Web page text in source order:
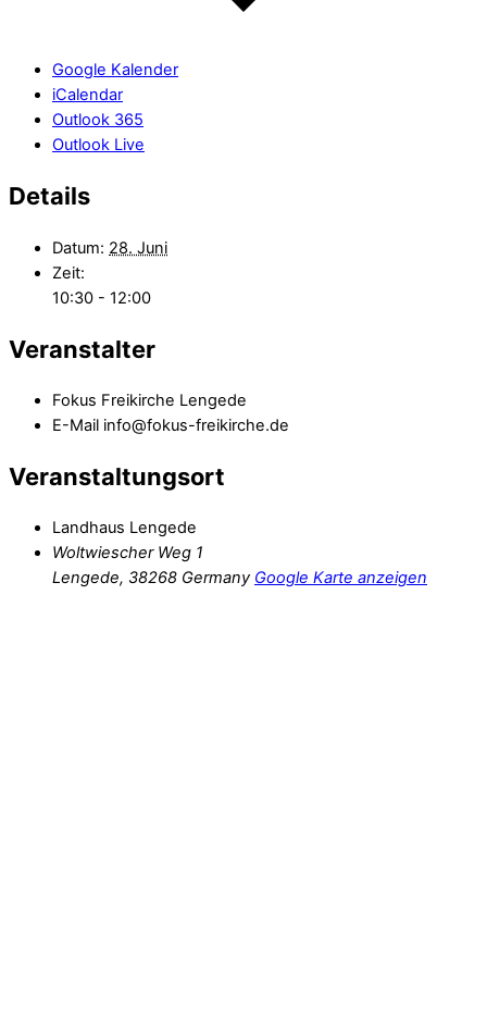
Google Kalender
iCalendar
Outlook 365
Outlook Live
Details
Datum: 28. Juni
Zeit:
10:30 - 12:00
Veranstalter
Fokus Freikirche Lengede
E-Mail info@fokus-freikirche.de
Veranstaltungsort
Landhaus Lengede
Woltwiescher Weg 1
Lengede, 38268 Germany Google Karte anzeigen